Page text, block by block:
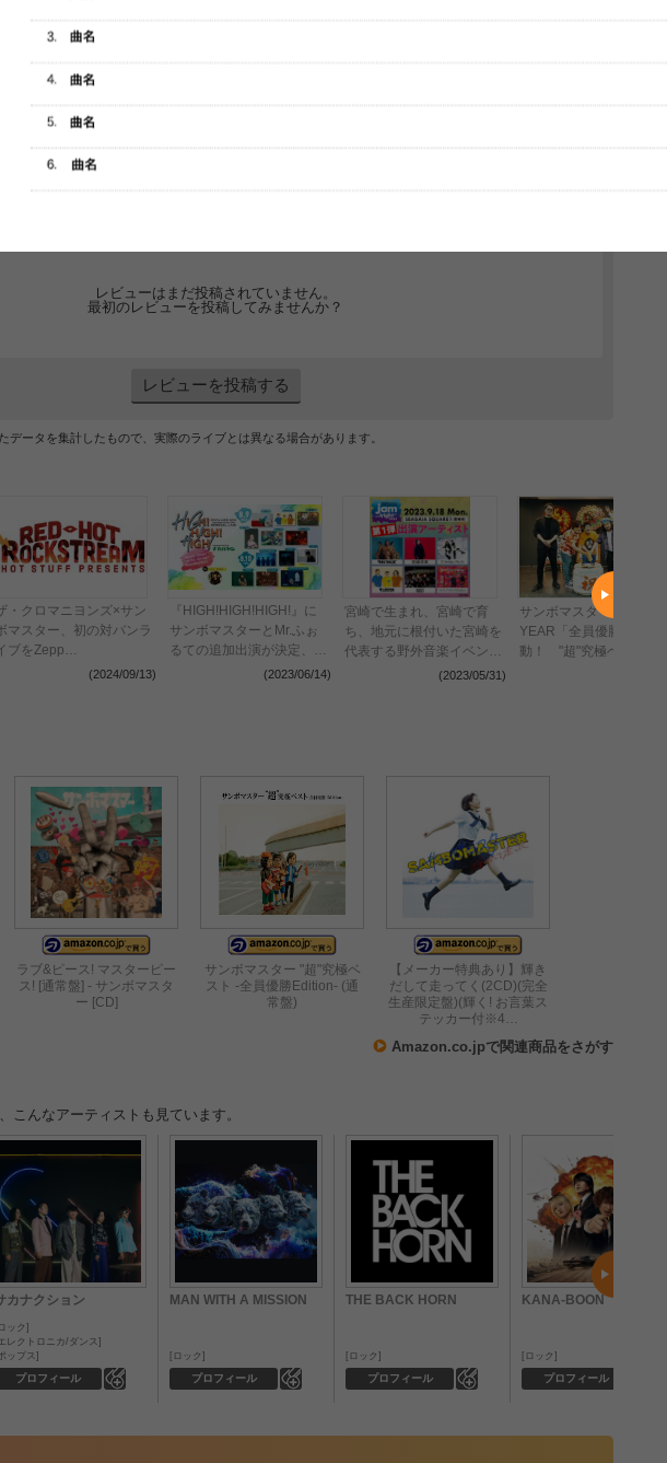
年齢層：
年齢問わず
[1票／1票]
ただいま受付中です
泣ける
レビューはまだ投稿されていません。
最初のレビューを投稿してみませんか？
レビューを投稿する
ータを集計したもので、実際のライブとは異なる場合があります。
・クロマニヨンズ×サン
マスター、初の対バンラ
ブをZepp
Haneda（Tokyo）で開催
(2024/09/13)
『HIGH!HIGH!HIGH!』に
サンボマスターとMr.ふぉ
るての追加出演が決定、
FM802『ROCK KIDS(2023/06/14)
宮崎で生まれ、宮崎で育
ち、地元に根付いた宮崎を
代表する野外音楽イベント
「SEGA SAMMY presents
(2023/05/31)
サンボマスター20周年
YEAR「全員優勝計画」始
動！ "超"究極ベストのリ
ラブ&ピース! マスターピー
ス! [通常盤] - サンボマスタ
ー [CD]
サンボマスター "超"究極ベ
スト -全員優勝Edition- (通
常盤)
【メーカー特典あり】輝き
だして走ってく(2CD)(完全
生産限定盤)(輝く! お言葉ス
テッカー付※4…
Amazon.co.jpで関連商品をさがす
こんなアーティストも見ています。
カナクション
プロフィール
ロック
エレクトロニカ/ダンス
ップス
MAN WITH A MISSION
プロフィール
ロック
THE BACK HORN
プロフィール
ロック
KANA-BOON
プロフィール
ロック